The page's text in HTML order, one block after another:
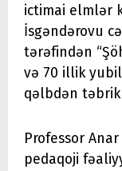
ictimai elmlər
İsgəndərovu
tərəfindən
və 70 illik
qəlbdən
Professor
pedaqoji